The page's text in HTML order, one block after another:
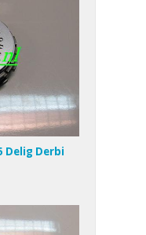
Delig Derbi